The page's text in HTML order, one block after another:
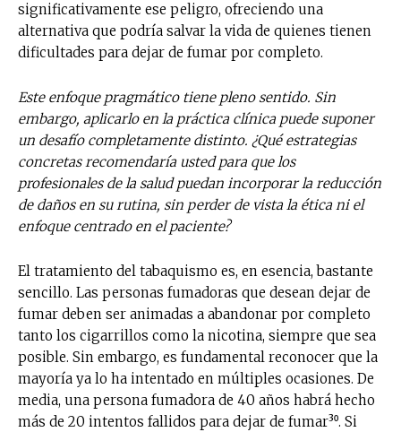
significativamente ese peligro, ofreciendo una
alternativa que podría salvar la vida de quienes tienen
dificultades para dejar de fumar por completo.
Este enfoque pragmático tiene pleno sentido. Sin
embargo, aplicarlo en la práctica clínica puede suponer
un desafío completamente distinto. ¿Qué estrategias
concretas recomendaría usted para que los
profesionales de la salud puedan incorporar la reducción
de daños en su rutina, sin perder de vista la ética ni el
enfoque centrado en el paciente?
El tratamiento del tabaquismo es, en esencia, bastante
sencillo. Las personas fumadoras que desean dejar de
fumar deben ser animadas a abandonar por completo
tanto los cigarrillos como la nicotina, siempre que sea
posible. Sin embargo, es fundamental reconocer que la
mayoría ya lo ha intentado en múltiples ocasiones. De
media, una persona fumadora de 40 años habrá hecho
más de 20 intentos fallidos para dejar de fumar³⁰. Si